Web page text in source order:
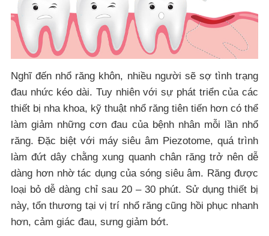
Nghĩ đến nhổ răng khôn, nhiều người sẽ sợ tình trạng
đau nhức kéo dài. Tuy nhiên với sự phát triển của các
thiết bị nha khoa, kỹ thuật nhổ răng tiên tiến hơn có thể
làm giảm những cơn đau của bệnh nhân mỗi lần nhổ
răng. Đặc biệt với máy siêu âm Piezotome, quá trình
làm đứt dây chằng xung quanh chân răng trở nên dễ
dàng hơn nhờ tác dụng của sóng siêu âm. Răng được
loại bỏ dễ dàng chỉ sau 20 – 30 phút. Sử dụng thiết bị
này, tổn thương tại vị trí nhổ răng cũng hồi phục nhanh
hơn, cảm giác đau, sưng giảm bớt.